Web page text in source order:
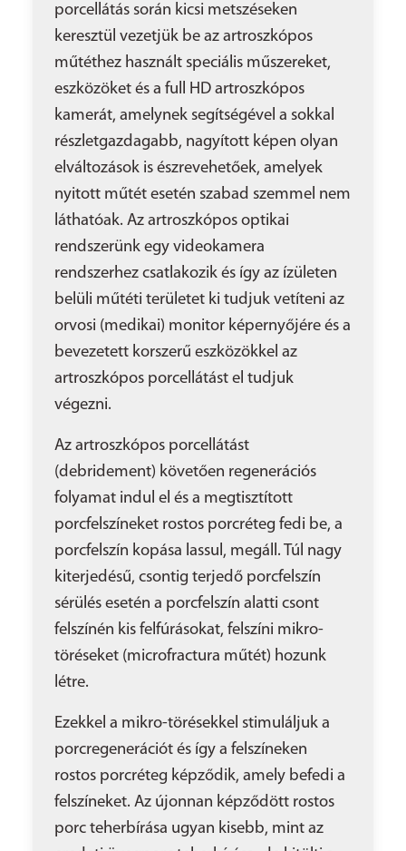
porcellátás során kicsi metszéseken
keresztül vezetjük be az artroszkópos
műtéthez használt speciális műszereket,
eszközöket és a full HD artroszkópos
kamerát, amelynek segítségével a sokkal
részletgazdagabb, nagyított képen olyan
elváltozások is észrevehetőek, amelyek
nyitott műtét esetén szabad szemmel nem
láthatóak. Az artroszkópos optikai
rendszerünk egy videokamera
rendszerhez csatlakozik és így az ízületen
belüli műtéti területet ki tudjuk vetíteni az
orvosi (medikai) monitor képernyőjére és a
bevezetett korszerű eszközökkel az
artroszkópos porcellátást el tudjuk
végezni.
Az artroszkópos porcellátást
(debridement) követően regenerációs
folyamat indul el és a megtisztított
porcfelszíneket rostos porcréteg fedi be, a
porcfelszín kopása lassul, megáll. Túl nagy
kiterjedésű, csontig terjedő porcfelszín
sérülés esetén a porcfelszín alatti csont
felszínén kis felfúrásokat, felszíni mikro-
töréseket (microfractura műtét) hozunk
létre.
Ezekkel a mikro-törésekkel stimuláljuk a
porcregenerációt és így a felszíneken
rostos porcréteg képződik, amely befedi a
felszíneket. Az újonnan képződött rostos
porc teherbírása ugyan kisebb, mint az